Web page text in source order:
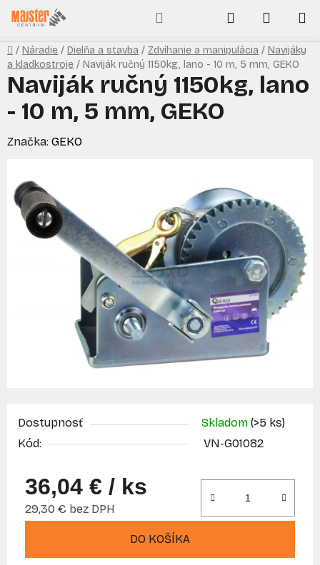
Prejsť
na
obsah
Hľadať
KOŠÍK
Domov
/ Náradie / Dielňa a stavba / Zdvíhanie a manipulácia / Navijáky
a kladkostroje / Naviják ručný 1150kg, lano - 10 m, 5 mm, GEKO
Dostupnosť Skladom (>5 ks)
Kód:
VN-G01082
36,04 € / ks
29,30 € bez DPH
DO KOŠÍKA
Naviják ručný 1150kg, lano
- 10 m, 5 mm, GEKO
Značka: GEKO